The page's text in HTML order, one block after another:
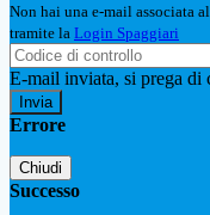
Non hai una e-mail associata
tramite la Login Spaggiari
E-mail inviata, si prega di
Errore
Chiudi
Successo